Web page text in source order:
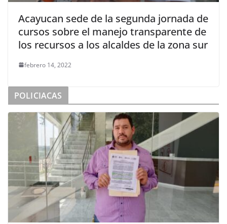
Acayucan sede de la segunda jornada de
cursos sobre el manejo transparente de
los recursos a los alcaldes de la zona sur
febrero 14, 2022
POLICIACAS